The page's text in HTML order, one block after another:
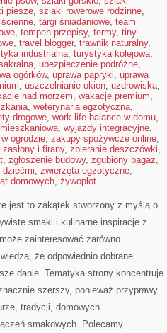
piesze, szlaki rowerowe rodzinne,
, targi śniadaniowe, team
, tempeh przepisy, termy, tiny
, travel blogger, trawnik naturalny,
industrialna, turystyka kolejowa,
, ubezpieczenie podróżne,
ogórków, uprawa papryki, uprawa
, uszczelnianie okien, uzdrowiska,
nad morzem, wakacje premium,
, weterynaria egzotyczna,
drogowe, work-life balance w domu,
, wyjazdy integracyjne,
ogrodzie, zakupy spożywcze online,
zasłony i firany, zbieranie deszczówki,
, zgłoszenie budowy, zgubiony bagaż,
dziećmi, zwierzęta egzotyczne,
domowych, żywopłot
jest to zakątek stworzony z myślą o
smaki i kulinarne inspiracje z
zainteresować zarówno
że odpowiednio dobrane
danie. Tematyka strony koncentruje
szerszy, ponieważ przyprawy
tradycji, domowych
smakowych. Polecamy